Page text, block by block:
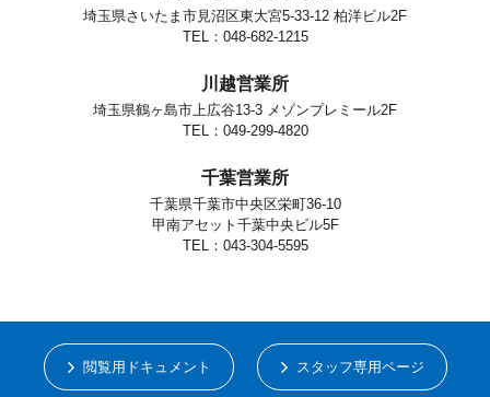
埼玉県さいたま市見沼区東大宮5-33-12 柏洋ビル2F
TEL：048-682-1215
川越営業所
埼玉県鶴ヶ島市上広谷13-3 メゾンプレミール2F
TEL：049-299-4820
千葉営業所
千葉県千葉市中央区栄町36-10
甲南アセット千葉中央ビル5F
TEL：043-304-5595
閲覧用ドキュメント スタッフ専用ページ